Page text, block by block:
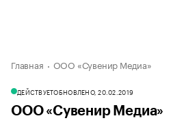
Главная ООО «Сувенир Медиа»
ДЕЙСТВУЕТОБНОВЛЕНО, 20.02.2019
ООО «Сувенир Медиа»